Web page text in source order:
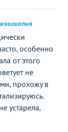
особенно
от этого
не
прохожу в
устарела,